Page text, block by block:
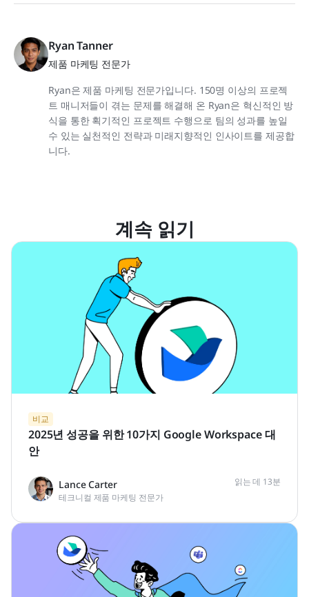
Ryan Tanner
제품 마케팅 전문가
Ryan은 제품 마케팅 전문가입니다. 150명 이상의 프로젝
트 매니저들이 겪는 문제를 해결해 온 Ryan은 혁신적인 방
식을 통한 획기적인 프로젝트 수행으로 팀의 성과를 높일
수 있는 실천적인 전략과 미래지향적인 인사이트를 제공합
니다.
계속 읽기
비교
2025년 성공을 위한 10가지 Google Workspace 대
안
Lance Carter
테크니컬 제품 마케팅 전문가
읽는 데 13분